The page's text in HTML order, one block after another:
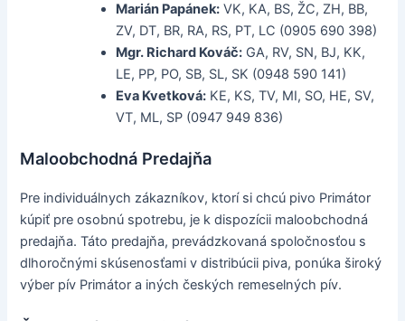
Marián Papánek: VK, KA, BS, ŽC, ZH, BB,
ZV, DT, BR, RA, RS, PT, LC (0905 690 398)
Mgr. Richard Kováč: GA, RV, SN, BJ, KK,
LE, PP, PO, SB, SL, SK (0948 590 141)
Eva Kvetková: KE, KS, TV, MI, SO, HE, SV,
VT, ML, SP (0947 949 836)
Maloobchodná Predajňa
Pre individuálnych zákazníkov, ktorí si chcú pivo Primátor
kúpiť pre osobnú spotrebu, je k dispozícii maloobchodná
predajňa. Táto predajňa, prevádzkovaná spoločnosťou s
dlhoročnými skúsenosťami v distribúcii piva, ponúka široký
výber pív Primátor a iných českých remeselných pív.